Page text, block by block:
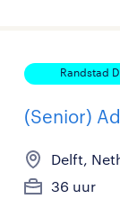
Randstad
(Senior)
Delft,
36 uur